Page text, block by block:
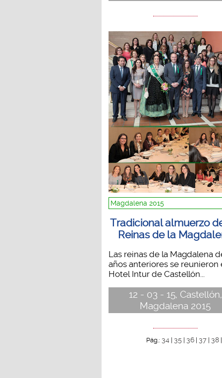
Magdalena 2015
Tradicional almuerzo
Reinas de la
Las reinas de la Magdalena
años anteriores se reunieron
Hotel Intur de Castellón...
12 - 03 - 15, Castellón,
Magdalena 2015
Pág.: 34 35 36 37 38